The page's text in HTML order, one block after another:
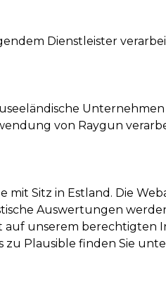
Dienstleister
von Raygun
Sitz in Estland. Die
Auswertungen
auf unserem berechtigten
zu Plausible finden Sie